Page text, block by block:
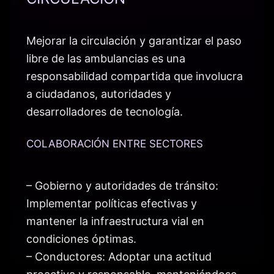
Mejorar la circulación y garantizar el paso
libre de las ambulancias es una
responsabilidad compartida que involucra
a ciudadanos, autoridades y
desarrolladores de tecnología.
COLABORACIÓN ENTRE SECTORES
– Gobierno y autoridades de tránsito:
Implementar políticas efectivas y
mantener la infraestructura vial en
condiciones óptimas.
– Conductores: Adoptar una actitud